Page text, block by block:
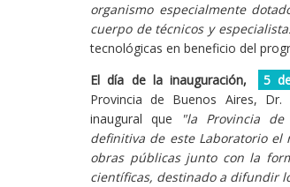
organismo especialmente
cuerpo de técnicos y
tecnológicas en beneficio del
El día de la inauguración,
5
Provincia de Buenos Aires,
inaugural que
"la Provincia
definitiva de este Laboratorio
obras públicas junto con la
científicas, destinado a difundir